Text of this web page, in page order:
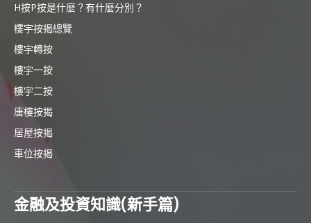
H按P按是什麼？有什麼分別？
樓宇按揭總覽
樓宇轉按
樓宇一按
樓宇二按
唐樓按揭
居屋按揭
車位按揭
金融及投資知識(新手篇)